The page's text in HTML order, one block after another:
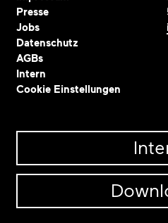
Presse
Jobs
Datenschutz
AGBs
Intern
Cookie Einstellungen